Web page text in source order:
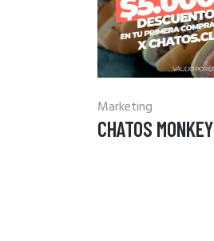
Marketing
CHATOS MONKEY